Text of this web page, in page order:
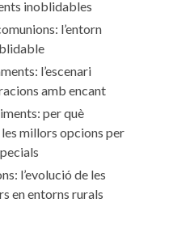
inoblidables
l’entorn
l’escenari
amb encant
per què
millors opcions per
l’evolució de les
en entorns rurals